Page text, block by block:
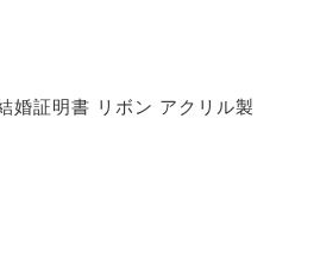
婚証明書 リボン アクリル製